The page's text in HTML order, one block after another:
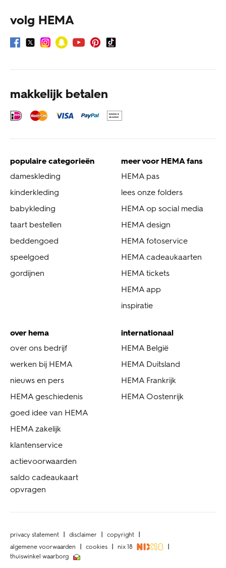
volg HEMA
makkelijk betalen
populaire categorieën
dameskleding
kinderkleding
babykleding
taart bestellen
beddengoed
speelgoed
gordijnen
meer voor HEMA fans
HEMA pas
lees onze folders
HEMA op social media
HEMA design
HEMA fotoservice
HEMA cadeaukaarten
HEMA tickets
HEMA app
inspiratie
over hema
over ons bedrijf
werken bij HEMA
nieuws en pers
HEMA geschiedenis
goed idee van HEMA
HEMA zakelijk
klantenservice
actievoorwaarden
saldo cadeaukaart
opvragen
internationaal
HEMA België
HEMA Duitsland
HEMA Frankrijk
HEMA Oostenrijk
privacy statement disclaimer
copyright
algemene voorwaarden
cookies
nix 18
thuiswinkel waarborg